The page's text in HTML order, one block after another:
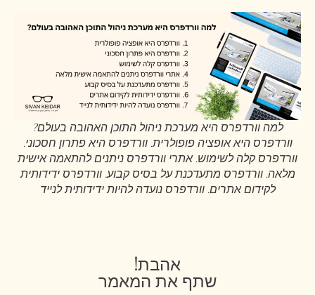
למה וורדפרס היא מערכת ניהול התוכן האהובה בעולם?
וורדפרס היא אופציה פופולרית. וורדפרס היא פתרון חסכוני.
וורדפרס קלה לשימוש. אתרי וורדפרס ניתנים להתאמה אישית
מלאה. וורדפרס מתעדכנת על בסיס קבוע. וורדפרס ידידותית
לקידום אתרים. וורדפרס נועדה להיות ידידותית לנייד
אהבת!
שתף את המאמר